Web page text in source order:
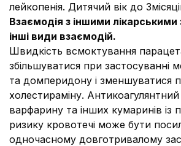
лейкопенія. Дитячий вік до
Взаємодія з іншими
інші види взаємодій.
Швидкість всмоктування
збільшуватися при застосуванні
та домперидону і зменшуватися
холестираміну.
варфарину та інших кумаринів із
ризику кровотечі може бути
одночасному довготривалому